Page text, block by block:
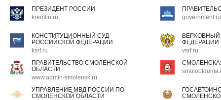
ПРЕЗИДЕНТ РОССИИ
kremlin.ru
government.ru
КОНСТИТУЦИОННЫЙ СУД
РОССИЙСКОЙ ФЕДЕРАЦИИ
ksrf.ru
ФЕДЕРАЦИИ
vsrf.ru
ПРАВИТЕЛЬСТВО СМОЛЕНСКОЙ
ОБЛАСТИ
www.admin-smolensk.ru
УПРАВЛЕНИЕ МВД РОССИИ ПО
СМОЛЕНСКОЙ ОБЛАСТИ